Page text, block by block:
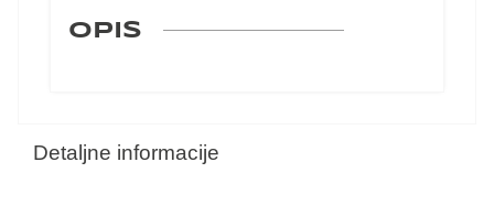
Detaljne informacije
OPIS